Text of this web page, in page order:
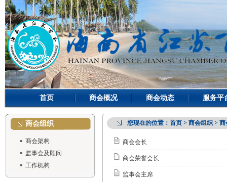
首页 商会概况 商会动态 服务平
商会组织
商会架构
监事会及顾问
工作机构
您现在的位置： 首页 > 商会组织 > 商
商会会长
商会荣誉会长
监事会主席